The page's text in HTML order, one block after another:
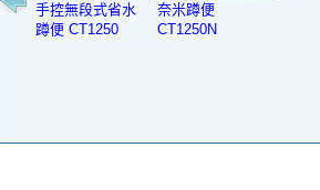
手控無段式省水
蹲便 CT1250
奈米蹲便
CT1250N